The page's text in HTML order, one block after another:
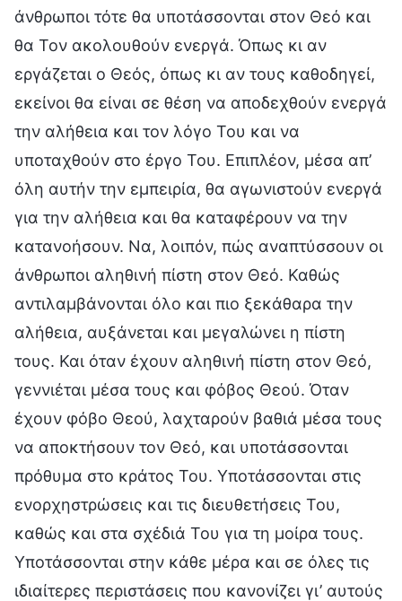
άνθρωποι τότε θα υποτάσσονται στον Θεό και
θα Τον ακολουθούν ενεργά. Όπως κι αν
εργάζεται ο Θεός, όπως κι αν τους καθοδηγεί,
εκείνοι θα είναι σε θέση να αποδεχθούν ενεργά
την αλήθεια και τον λόγο Του και να
υποταχθούν στο έργο Του. Επιπλέον, μέσα απ’
όλη αυτήν την εμπειρία, θα αγωνιστούν ενεργά
για την αλήθεια και θα καταφέρουν να την
κατανοήσουν. Να, λοιπόν, πώς αναπτύσσουν οι
άνθρωποι αληθινή πίστη στον Θεό. Καθώς
αντιλαμβάνονται όλο και πιο ξεκάθαρα την
αλήθεια, αυξάνεται και μεγαλώνει η πίστη
τους. Και όταν έχουν αληθινή πίστη στον Θεό,
γεννιέται μέσα τους και φόβος Θεού. Όταν
έχουν φόβο Θεού, λαχταρούν βαθιά μέσα τους
να αποκτήσουν τον Θεό, και υποτάσσονται
πρόθυμα στο κράτος Του. Υποτάσσονται στις
ενορχηστρώσεις και τις διευθετήσεις Του,
καθώς και στα σχέδιά Του για τη μοίρα τους.
Υποτάσσονται στην κάθε μέρα και σε όλες τις
ιδιαίτερες περιστάσεις που κανονίζει γι’ αυτούς